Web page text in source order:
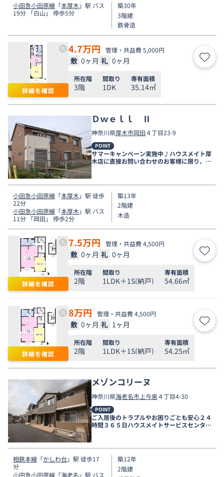
小田急小田原線 「本厚木」駅 バス
19分 「白山」 停歩5分
築30年
3階建
鉄骨造
詳細を確認
4.7万円 管理・共益費 5,000円
敷 0ヶ月 礼 0ヶ月 お気
所在階
3階
間取り
1DK
専有面積
35.14㎡
Ｄｗｅｌｌ Ⅱ
神奈川県厚木市岡田４丁目23-9
POINT
サマーキャンペーン実施中♪ハウスメイト厚
木店に直接お問い合わせのお客様に限り、９
月末まで家賃無料♪
小田急小田原線 「本厚木」駅 徒歩
22分
小田急小田原線 「本厚木」駅 バス
11分 「岡田」 停歩2分
築13年
2階建
木造
詳細を確認
7.5万円 管理・共益費 4,500円
敷 0ヶ月 礼 0ヶ月 お気
所在階
2階
間取り
1LDK＋1S(納戸)
専有面積
54.66㎡
詳細を確認
8万円 管理・共益費 4,500円
敷 0ヶ月 礼 1ヶ月 お気
所在階
2階
間取り
1LDK＋1S(納戸)
専有面積
54.25㎡
メゾンコリーヌ
神奈川県海老名市上今泉４丁目4-30
POINT
ご入居後のトラブルやお困りごとも安心２４
時間３６５日ハウスメイトサービスセンター
相鉄本線 「かしわ台」駅 徒歩17
分
小田急小田原線 「海老名 」駅 バス
築12年
2階建